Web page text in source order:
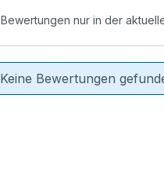
Bewertungen nur in der
Keine Bewertungen